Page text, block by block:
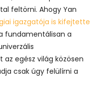
feltörni. Ahogy Yan
igazgatója is kifejtette
fundamentálisan a
az egész világ közösen
csak úgy felülírni a